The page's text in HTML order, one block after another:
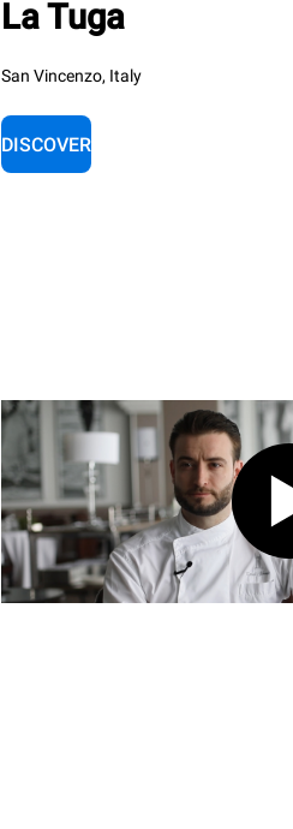
La Tuga
San Vincenzo, Italy
DISCOVER